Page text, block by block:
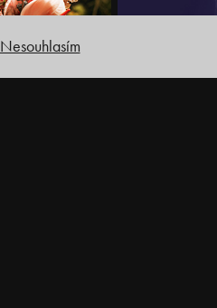
Nesouhlasím